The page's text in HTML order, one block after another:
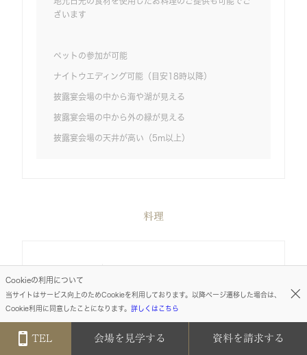
ざいます
ペットの参加が可能
ナイトウエディング可能（目安18時以降）
披露宴会場の中から海や湖が見える
披露宴会場の中から外の緑が見える
披露宴会場の天井が高い（5m以上）
料理
複数の会場からお選びいただく事が可能で
す
事前にお伺いいたします
Cookieの利用について
当サイトはサービス向上のためCookieを利用しております。以降ページ遷移した場合は、
Cookie利用に同意したことになります。 詳しくはこちら
TEL 会場を見学する 資料を請求する